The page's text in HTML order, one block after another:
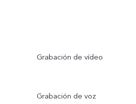
Grabación de vídeo
Grabación de voz